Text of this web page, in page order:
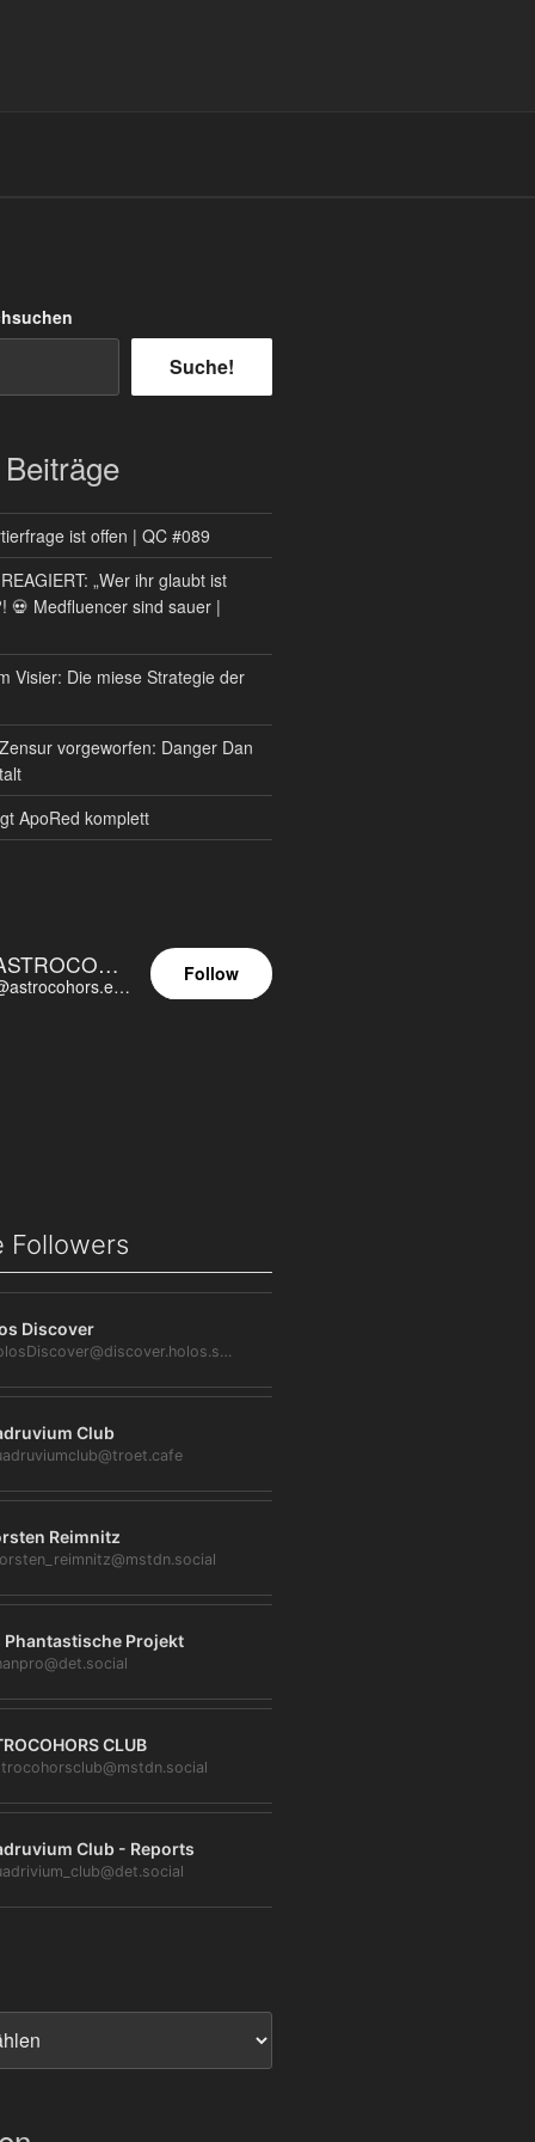
Suche!
ist offen | QC #089
„Wer ihr glaubt ist
💀 Medfluencer sind sauer |
Visier: Die miese Strategie der
vorgeworfen: Danger Dan
ApoRed komplett
ASTROCOHORS EUNOIA ULTIMA
@astrocohors.eu@astrocohors.eu
Follow
Followers
Discover
@HolosDiscover@discover.holos.social
Club
Reimnitz
Phantastische Projekt
CLUB
Club - Reports